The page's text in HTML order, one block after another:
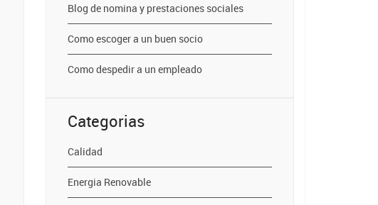
Blog de nomina y prestaciones sociales
Como escoger a un buen socio
Como despedir a un empleado
Categorias
Calidad
Energia Renovable